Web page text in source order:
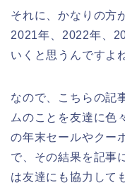
それに、かなりの方
2021年、2022年、
いくと思うんですよ
なので、こちらの記
ムのことを友達に色
の年末セールやクー
で、その結果を記事
は友達にも協力して